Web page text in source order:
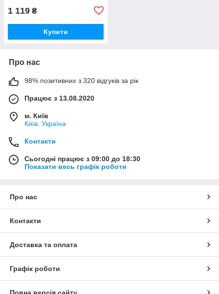
1 119 ₴
Купити
Про нас
98% позитивних з 320 відгуків за рік
Працює з 13.08.2020
м. Київ
Київ, Україна
Контакти
Сьогодні працює з 09:00 до 18:30
Показати весь графік роботи
Про нас
Контакти
Доставка та оплата
Графік роботи